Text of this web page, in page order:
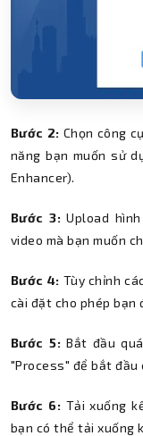
Bước 2: Chọn công
năng bạn muốn sử
Enhancer).
Bước 3:Upload
video mà bạn muốn
Bước 4: Tùy chỉnh
cài đặt cho phép bạn
Bước 5: Bắt đầu
"Process" để bắt đầu
Bước 6: Tải xuống
bạn có thể tải xuống